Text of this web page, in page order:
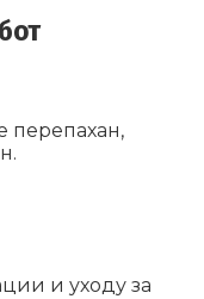
перепахан,
и уходу за